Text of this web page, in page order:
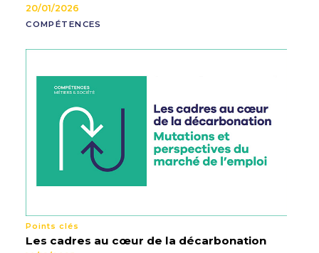
20/01/2026
COMPÉTENCES
Points clés
Les cadres au cœur de la décarbonation